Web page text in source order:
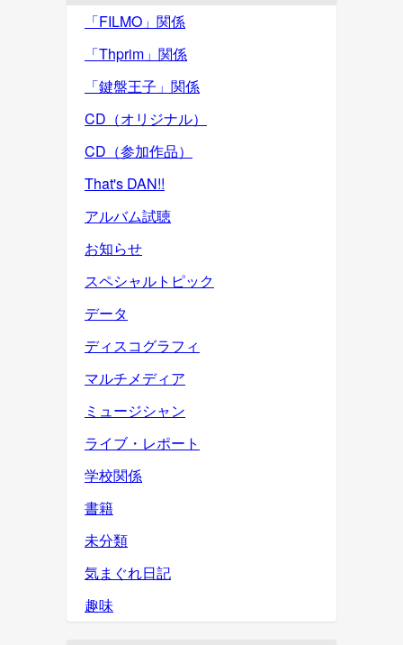
「FILMO」関係
「Thprim」関係
「鍵盤王子」関係
CD（オリジナル）
CD（参加作品）
That's DAN!!
アルバム試聴
お知らせ
スペシャルトピック
データ
ディスコグラフィ
マルチメディア
ミュージシャン
ライブ・レポート
学校関係
書籍
未分類
気まぐれ日記
趣味